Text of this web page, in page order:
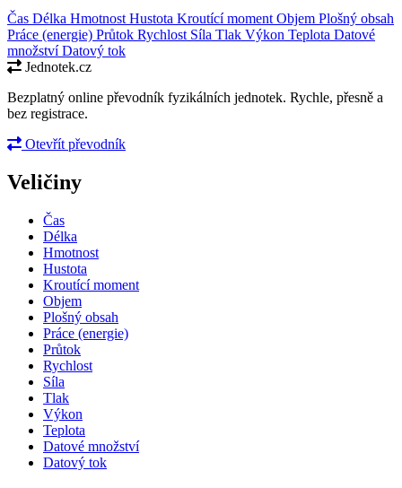
Čas Délka Hmotnost Hustota Kroutící moment Objem Plošný obsah
Práce (energie) Průtok Rychlost Síla Tlak Výkon Teplota Datové
množstvíDatový tok
Jednotek.cz
Bezplatný online převodník fyzikálních jednotek. Rychle, přesně a
bez registrace.
Otevřít převodník
Veličiny
Čas
Délka
Hmotnost
Hustota
Kroutící moment
Objem
Plošný obsah
Práce (energie)
Průtok
Rychlost
Síla
Tlak
Výkon
Teplota
Datové množství
Datový tok